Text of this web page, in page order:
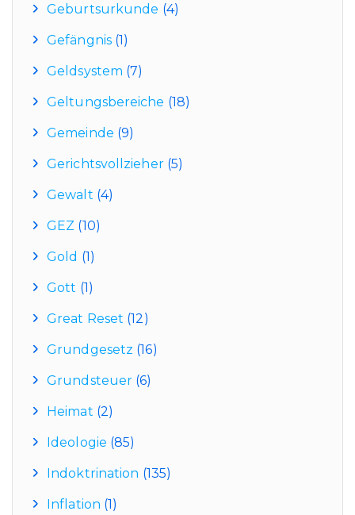
Geburtsurkunde (4)
Gefängnis(1)
Geldsystem (7)
Geltungsbereiche (18)
Gemeinde (9)
Gerichtsvollzieher(5)
Gewalt (4)
GEZ (10)
Gold (1)
Gott (1)
Great Reset (12)
Grundgesetz (16)
Grundsteuer (6)
Heimat (2)
Ideologie (85)
Indoktrination (135)
Inflation (1)